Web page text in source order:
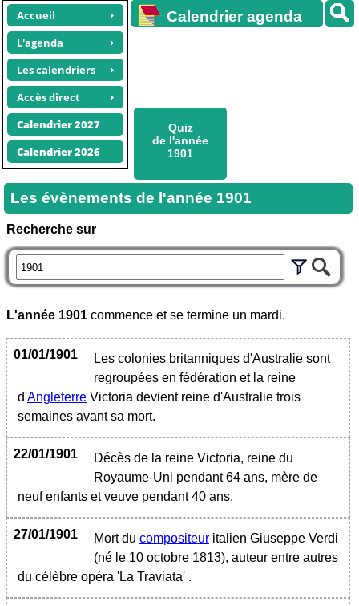
Accueil
L'agenda
Les calendriers
Accès direct
Calendrier 2027
Calendrier 2026
Calendrier agenda
Quiz
de l'année
1901
Les évènements de l'année 1901
Recherche sur
L'année 1901 commence et se termine un mardi.
01/01/1901
Les colonies britanniques d'Australie sont
regroupées en fédération et la reine
d'Angleterre Victoria devient reine d'Australie trois
semaines avant sa mort.
22/01/1901
Décès de la reine Victoria, reine du
Royaume-Uni pendant 64 ans, mère de
neuf enfants et veuve pendant 40 ans.
27/01/1901 Mort du compositeur italien Giuseppe Verdi
(né le 10 octobre 1813), auteur entre autres
du célèbre opéra 'La Traviata' .